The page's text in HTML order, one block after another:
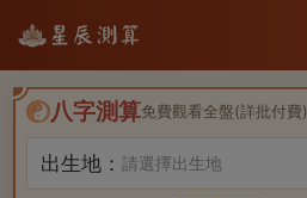
八字測算免費觀看全盤(詳批付費)
出生地：請選擇出生地